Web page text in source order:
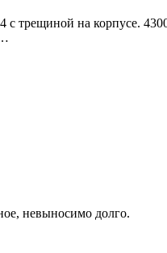
трещиной на корпусе.
невыносимо долго.